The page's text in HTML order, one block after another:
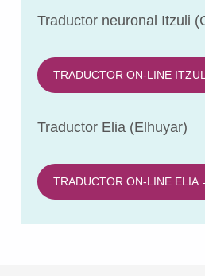
Traductor neuronal Itzuli
TRADUCTOR ON-LINE
Traductor Elia (Elhuyar)
TRADUCTOR ON-LINE ELIA